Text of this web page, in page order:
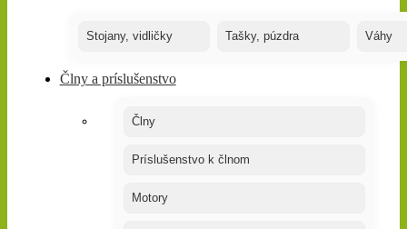
Stojany, vidličky Tašky, púzdra Váhy
Člny a príslušenstvo
Člny
Príslušenstvo k člnom
Motory